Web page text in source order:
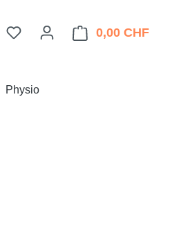
Du hast 0 Produkte auf dem
0,00 CHF
Physio